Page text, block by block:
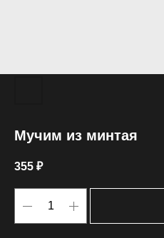
Мучим из минтая
355 ₽